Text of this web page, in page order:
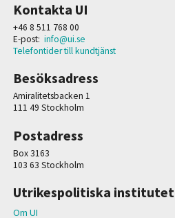
Kontakta UI
+46 8 511 768 00
E-post: info@ui.se
Telefontider till kundtjänst
Besöksadress
Amiralitetsbacken 1
111 49 Stockholm
Postadress
Box 3163
103 63 Stockholm
Utrikespolitiska institutet
Om UI